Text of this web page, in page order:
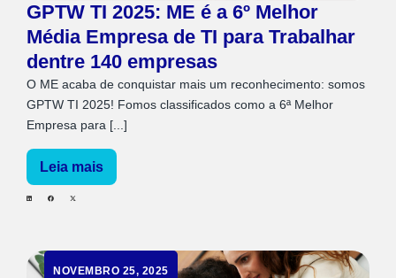
GPTW TI 2025: ME é a 6º Melhor
Média Empresa de TI para Trabalhar
dentre 140 empresas
O ME acaba de conquistar mais um reconhecimento: somos
GPTW TI 2025! Fomos classificados como a 6ª Melhor
Empresa para [...]
Leia mais
NOVEMBRO 25, 2025